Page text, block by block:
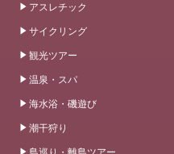
アスレチック
サイクリング
観光ツアー
温泉・スパ
海水浴・磯遊び
潮干狩り
島巡り・離島ツアー